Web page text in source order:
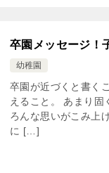
卒園メッセージ！
幼稚園
卒園が近づくと書く
えること。 あまり固
ろんな思いがこみ上
に […]